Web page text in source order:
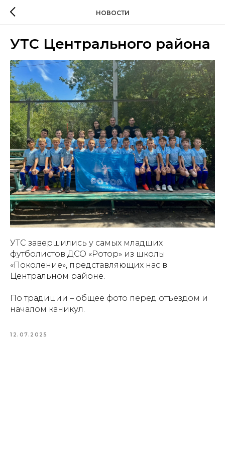
НОВОСТИ
УТС Центрального района
УТС завершились у самых младших
футболистов ДСО «Ротор» из школы
«Поколение», представляющих нас в
Центральном районе.
По традиции – общее фото перед отъездом и
началом каникул.
12.07.2025